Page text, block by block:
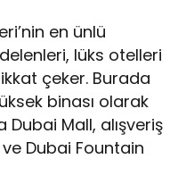
en ünlü
lüks otelleri
çeker. Burada
binası olarak
Mall, alışveriş
Dubai Fountain